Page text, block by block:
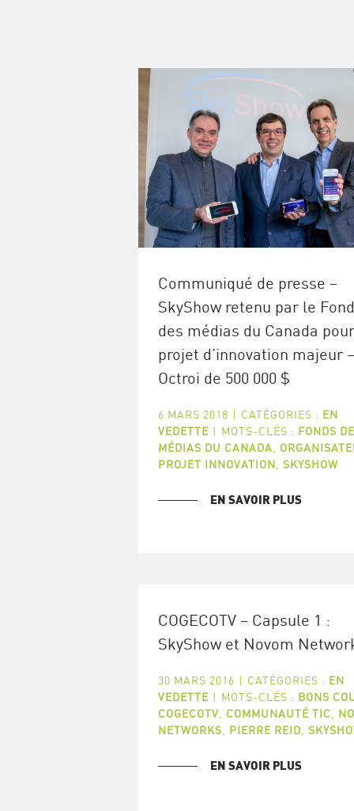
Communiqué de presse –
SkyShow retenu par le
des médias du Canada
projet d’innovation majeur –
Octroi de 500 000 $
6 MARS 2018 | CATÉGORIES : EN
VEDETTE | MOTS-CLÉS : FONDS
MÉDIAS DU CANADA
PROJET INNOVATION SKYSHOW
EN SAVOIR PLUS
COGECOTV – Capsule 1 :
SkyShow et Novom
30 MARS 2016 | CATÉGORIES : EN
VEDETTE | MOTS-CLÉS : BONS
COGECOTV
COMMUNAUTÉ TIC
NETWORKS
PIERRE REID
EN SAVOIR PLUS